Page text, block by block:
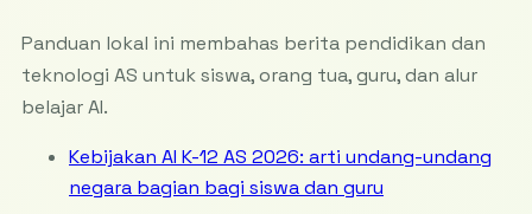
Panduan lokal ini membahas berita pendidikan dan
teknologi AS untuk siswa, orang tua, guru, dan alur
belajar AI.
Kebijakan AI K-12 AS 2026: arti undang-undang
negara bagian bagi siswa dan guru